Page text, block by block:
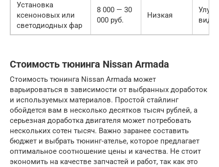
Установка
ксеноновых или
светодиодных фар
8 000 — 30
000 руб.
Низкая
Стоимость тюнинга Nissan Armada
Стоимость тюнинга Nissan Armada может
варьироваться в зависимости от выбранных доработок
и используемых материалов. Простой стайлинг
обойдется вам в несколько десятков тысяч рублей, а
серьезная доработка двигателя может потребовать
нескольких сотен тысяч. Важно заранее составить
бюджет и выбрать тюнинг-ателье, которое предлагает
оптимальное соотношение цены и качества. Не стоит
экономить на качестве запчастей и работ, так как это